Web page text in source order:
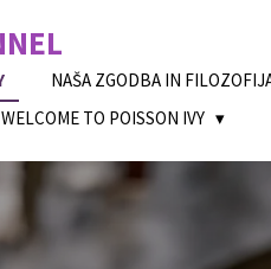
NAŠA ZGODBA IN
WELCOME TO POISSON IVY